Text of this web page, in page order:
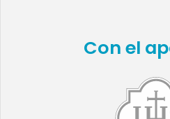
Con el